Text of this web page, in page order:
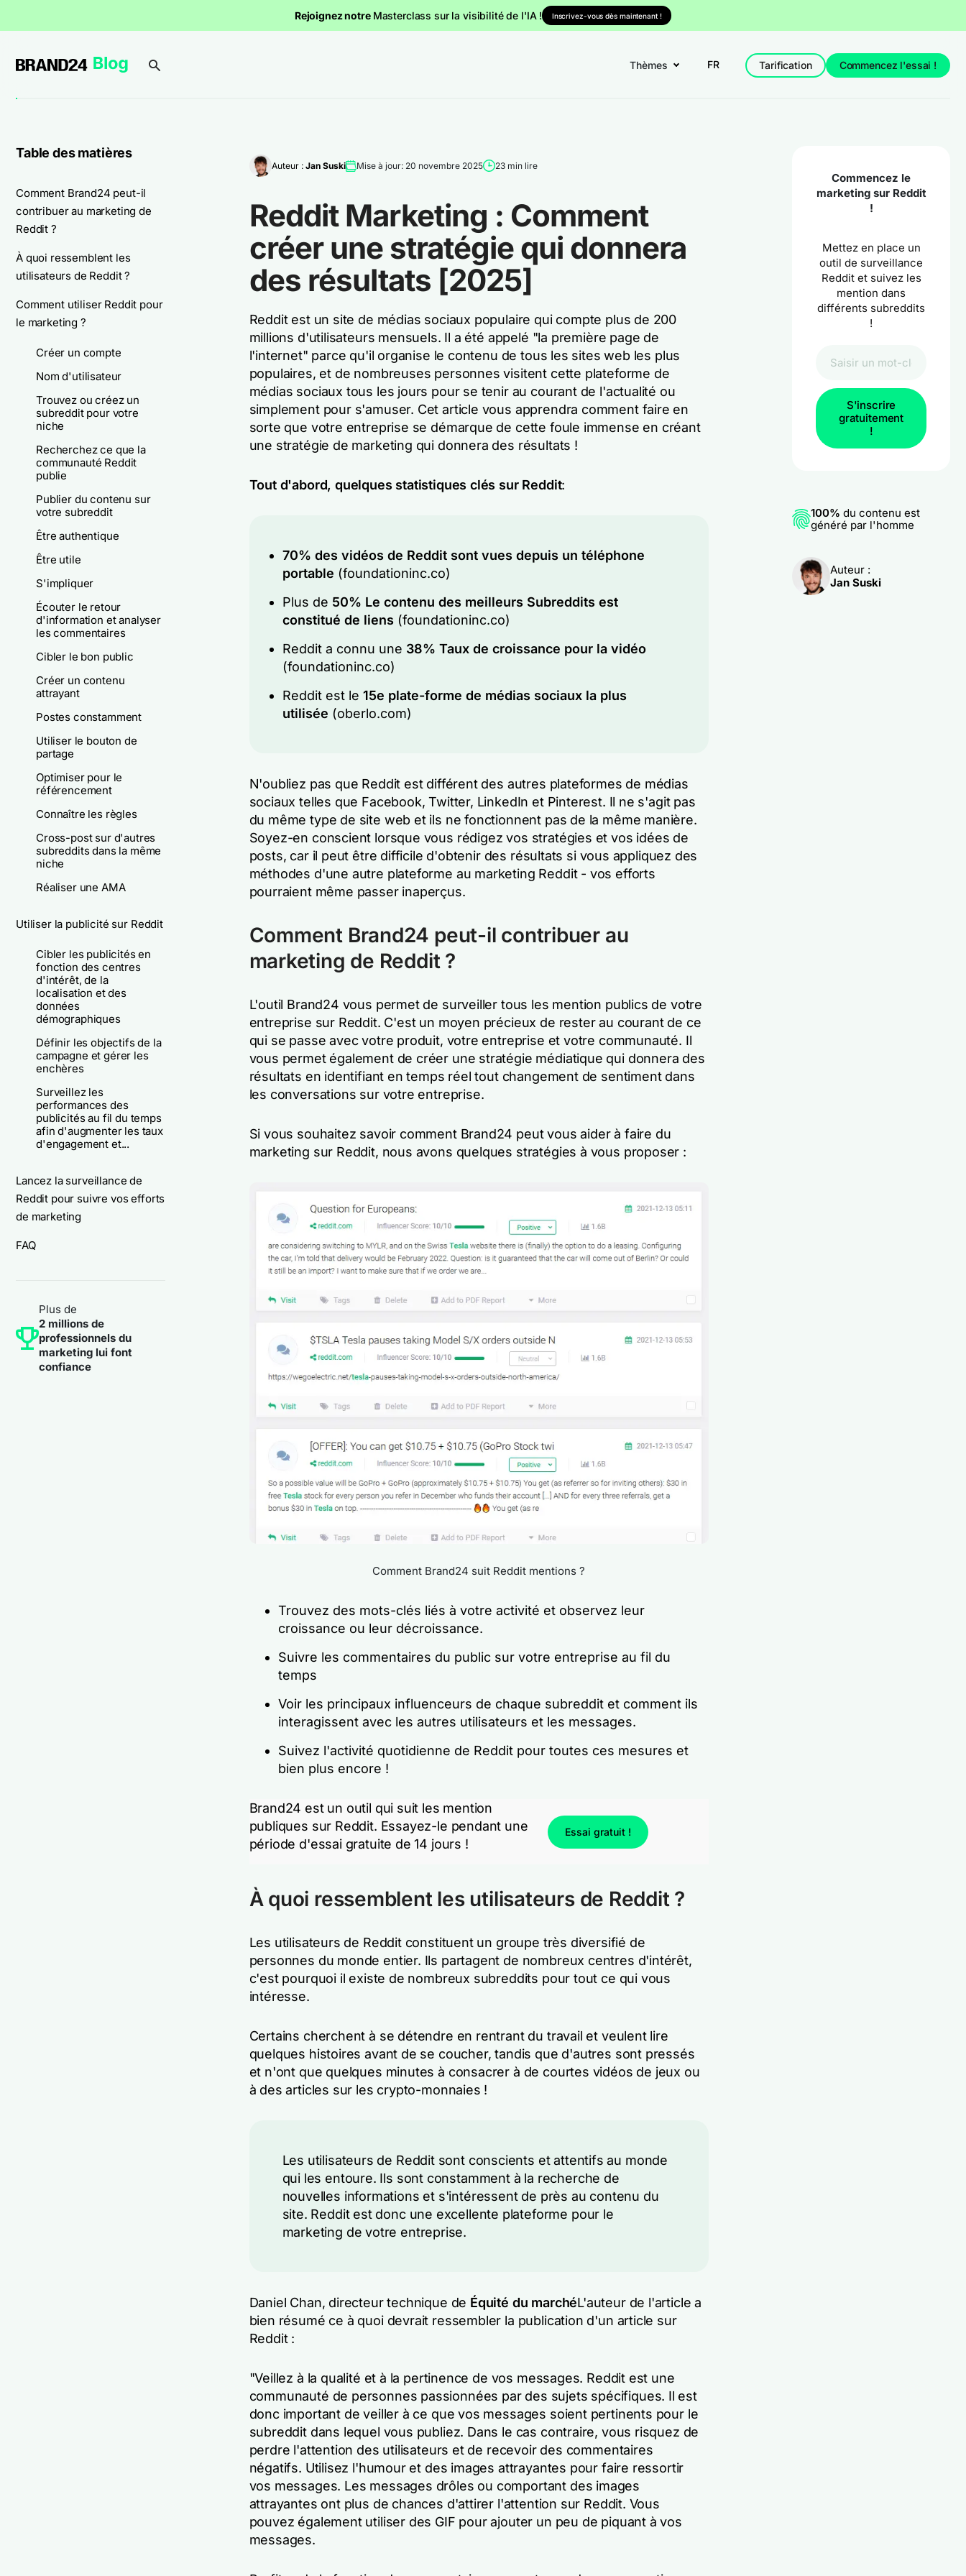
Rejoignez notre Masterclass sur la visibilité de l'IA ! Inscrivez-vous dès maintenant !
Thèmes FR Tarification Commencez l'essai !
Table des matières
Comment Brand24 peut-il
contribuer au marketing de
Reddit ?
À quoi ressemblent les
utilisateurs de Reddit ?
Comment utiliser Reddit pour
le marketing ?
Créer un compte
Nom d'utilisateur
Trouvez ou créez un
subreddit pour votre
niche
Recherchez ce que la
communauté Reddit
publie
Publier du contenu sur
votre subreddit
Être authentique
Être utile
S'impliquer
Écouter le retour
d'information et analyser
les commentaires
Cibler le bon public
Créer un contenu
attrayant
Postes constamment
Utiliser le bouton de
partage
Optimiser pour le
référencement
Connaître les règles
Cross-post sur d'autres
subreddits dans la même
niche
Réaliser une AMA
Utiliser la publicité sur Reddit
Cibler les publicités en
fonction des centres
d'intérêt, de la
localisation et des
données
démographiques
Définir les objectifs de la
campagne et gérer les
enchères
Surveillez les
performances des
publicités au fil du temps
afin d'augmenter les taux
d'engagement et...
Lancez la surveillance de
Reddit pour suivre vos efforts
de marketing
FAQ
Plus de
2 millions de
professionnels du
marketing lui font
confiance
Auteur : Jan Suski Mise à jour: 20 novembre 2025 23 min lire
Reddit Marketing : Comment
créer une stratégie qui donnera
des résultats [2025]
Reddit est un site de médias sociaux populaire qui compte plus de 200
millions d'utilisateurs mensuels. Il a été appelé "la première page de
l'internet" parce qu'il organise le contenu de tous les sites web les plus
populaires, et de nombreuses personnes visitent cette plateforme de
médias sociaux tous les jours pour se tenir au courant de l'actualité ou
simplement pour s'amuser. Cet article vous apprendra comment faire en
sorte que votre entreprise se démarque de cette foule immense en créant
une stratégie de marketing qui donnera des résultats !
Tout d'abord, quelques statistiques clés sur Reddit:
70% des vidéos de Reddit sont vues depuis un téléphone
portable (foundationinc.co)
Plus de 50% Le contenu des meilleurs Subreddits est
constitué de liens (foundationinc.co)
Reddit a connu une 38% Taux de croissance pour la vidéo
(foundationinc.co)
Reddit est le 15e plate-forme de médias sociaux la plus
utilisée (oberlo.com)
N'oubliez pas que Reddit est différent des autres plateformes de médias
sociaux telles que Facebook, Twitter, LinkedIn et Pinterest. Il ne s'agit pas
du même type de site web et ils ne fonctionnent pas de la même manière.
Soyez-en conscient lorsque vous rédigez vos stratégies et vos idées de
posts, car il peut être difficile d'obtenir des résultats si vous appliquez des
méthodes d'une autre plateforme au marketing Reddit - vos efforts
pourraient même passer inaperçus.
Comment Brand24 peut-il contribuer au
marketing de Reddit ?
L'outil Brand24 vous permet de surveiller tous les mention publics de votre
entreprise sur Reddit. C'est un moyen précieux de rester au courant de ce
qui se passe avec votre produit, votre entreprise et votre communauté. Il
vous permet également de créer une stratégie médiatique qui donnera des
résultats en identifiant en temps réel tout changement de sentiment dans
les conversations sur votre entreprise.
Si vous souhaitez savoir comment Brand24 peut vous aider à faire du
marketing sur Reddit, nous avons quelques stratégies à vous proposer :
Comment Brand24 suit Reddit mentions ?
Trouvez des mots-clés liés à votre activité et observez leur
croissance ou leur décroissance.
Suivre les commentaires du public sur votre entreprise au fil du
temps
Voir les principaux influenceurs de chaque subreddit et comment ils
interagissent avec les autres utilisateurs et les messages.
Suivez l'activité quotidienne de Reddit pour toutes ces mesures et
bien plus encore !
Brand24 est un outil qui suit les mention
publiques sur Reddit. Essayez-le pendant une
période d'essai gratuite de 14 jours !
Essai gratuit !
À quoi ressemblent les utilisateurs de Reddit ?
Les utilisateurs de Reddit constituent un groupe très diversifié de
personnes du monde entier. Ils partagent de nombreux centres d'intérêt,
c'est pourquoi il existe de nombreux subreddits pour tout ce qui vous
intéresse.
Certains cherchent à se détendre en rentrant du travail et veulent lire
quelques histoires avant de se coucher, tandis que d'autres sont pressés
et n'ont que quelques minutes à consacrer à de courtes vidéos de jeux ou
à des articles sur les crypto-monnaies !
Les utilisateurs de Reddit sont conscients et attentifs au monde
qui les entoure. Ils sont constamment à la recherche de
nouvelles informations et s'intéressent de près au contenu du
site. Reddit est donc une excellente plateforme pour le
marketing de votre entreprise.
Daniel Chan, directeur technique de Équité du marchéL'auteur de l'article a
bien résumé ce à quoi devrait ressembler la publication d'un article sur
Reddit :
"Veillez à la qualité et à la pertinence de vos messages. Reddit est une
communauté de personnes passionnées par des sujets spécifiques. Il est
donc important de veiller à ce que vos messages soient pertinents pour le
subreddit dans lequel vous publiez. Dans le cas contraire, vous risquez de
perdre l'attention des utilisateurs et de recevoir des commentaires
négatifs. Utilisez l'humour et des images attrayantes pour faire ressortir
vos messages. Les messages drôles ou comportant des images
attrayantes ont plus de chances d'attirer l'attention sur Reddit. Vous
pouvez également utiliser des GIF pour ajouter un peu de piquant à vos
messages.
Commencez le
marketing sur Reddit
!
Mettez en place un
outil de surveillance
Reddit et suivez les
mention dans
différents subreddits
!
S'inscrire
gratuitement
!
100% du contenu est
généré par l'homme
Auteur :
Jan Suski